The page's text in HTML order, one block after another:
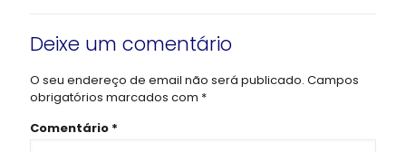
Deixe um comentário
O seu endereço de email não será publicado. Campos
obrigatórios marcados com *
Comentário *